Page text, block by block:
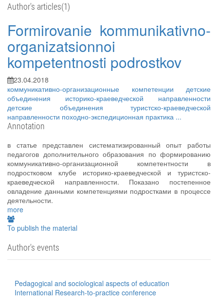
Author's articles(1)
Formirovanie kommunikativno-
organizatsionnoi
kompetentnosti podrostkov
23.04.2018
коммуникативно-организационные компетенции детские
объединения историко-краеведческой направленности
детские объединения туристско-краеведческой
направленности походно-экспедиционная практика ...
Annotation
в статье представлен систематизированный опыт работы
педагогов дополнительного образования по формированию
коммуникативно-организационной компетентности в
подростковом клубе историко-краеведческой и туристско-
краеведческой направленности. Показано постепенное
овладение данными компетенциями подростками в процессе
деятельности.
more
To publish the material
Author's events
Pedagogical and sociological aspects of education
International Research-to-practice conference